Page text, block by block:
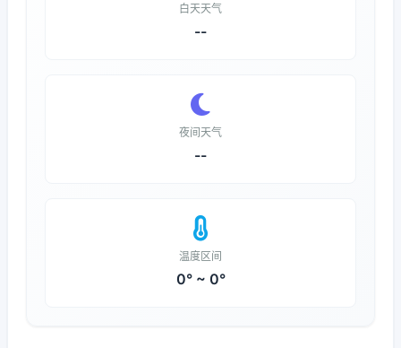
白天天气
--
夜间天气
--
温度区间
0° ~ 0°